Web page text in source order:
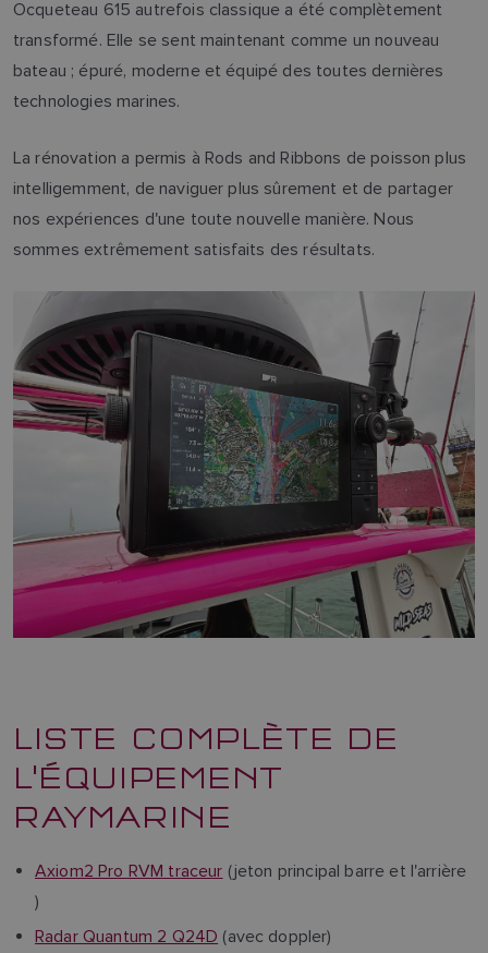
Ocqueteau 615 autrefois classique a été complètement
transformé. Elle se sent maintenant comme un nouveau
bateau ; épuré, moderne et équipé des toutes dernières
technologies marines.
La rénovation a permis à Rods and Ribbons de poisson plus
intelligemment, de naviguer plus sûrement et de partager
nos expériences d'une toute nouvelle manière. Nous
sommes extrêmement satisfaits des résultats.
LISTE COMPLÈTE DE
L'ÉQUIPEMENT
RAYMARINE
Axiom2 Pro RVM traceur (jeton principal barre et l'arrière
)
Radar Quantum 2 Q24D (avec doppler)